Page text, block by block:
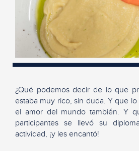
¿Qué podemos decir de lo que
estaba muy rico, sin duda. Y que
el amor del mundo también. Y
participantes se llevó su
actividad, ¡y les encantó!